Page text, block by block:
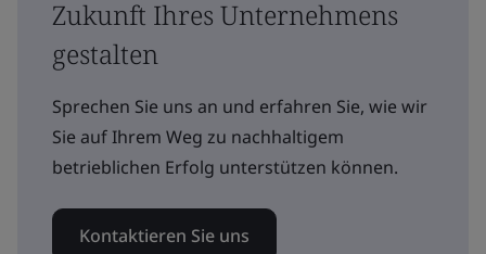
Zukunft Ihres Unternehmens
gestalten
Sprechen Sie uns an und erfahren Sie, wie wir
Sie auf Ihrem Weg zu nachhaltigem
betrieblichen Erfolg unterstützen können.
Kontaktieren Sie uns